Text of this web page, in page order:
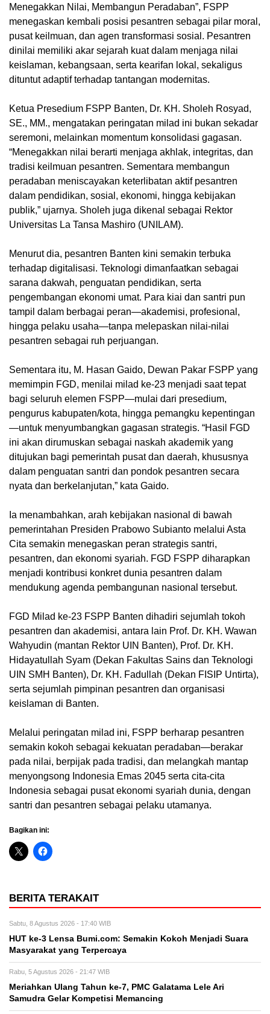
Menegakkan Nilai, Membangun Peradaban”, FSPP
menegaskan kembali posisi pesantren sebagai pilar moral,
pusat keilmuan, dan agen transformasi sosial. Pesantren
dinilai memiliki akar sejarah kuat dalam menjaga nilai
keislaman, kebangsaan, serta kearifan lokal, sekaligus
dituntut adaptif terhadap tantangan modernitas.
Ketua Presedium FSPP Banten, Dr. KH. Sholeh Rosyad,
SE., MM., mengatakan peringatan milad ini bukan sekadar
seremoni, melainkan momentum konsolidasi gagasan.
“Menegakkan nilai berarti menjaga akhlak, integritas, dan
tradisi keilmuan pesantren. Sementara membangun
peradaban meniscayakan keterlibatan aktif pesantren
dalam pendidikan, sosial, ekonomi, hingga kebijakan
publik,” ujarnya. Sholeh juga dikenal sebagai Rektor
Universitas La Tansa Mashiro (UNILAM).
Menurut dia, pesantren Banten kini semakin terbuka
terhadap digitalisasi. Teknologi dimanfaatkan sebagai
sarana dakwah, penguatan pendidikan, serta
pengembangan ekonomi umat. Para kiai dan santri pun
tampil dalam berbagai peran—akademisi, profesional,
hingga pelaku usaha—tanpa melepaskan nilai-nilai
pesantren sebagai ruh perjuangan.
Sementara itu, M. Hasan Gaido, Dewan Pakar FSPP yang
memimpin FGD, menilai milad ke-23 menjadi saat tepat
bagi seluruh elemen FSPP—mulai dari presedium,
pengurus kabupaten/kota, hingga pemangku kepentingan
—untuk menyumbangkan gagasan strategis. “Hasil FGD
ini akan dirumuskan sebagai naskah akademik yang
ditujukan bagi pemerintah pusat dan daerah, khususnya
dalam penguatan santri dan pondok pesantren secara
nyata dan berkelanjutan,” kata Gaido.
Ia menambahkan, arah kebijakan nasional di bawah
pemerintahan Presiden Prabowo Subianto melalui Asta
Cita semakin menegaskan peran strategis santri,
pesantren, dan ekonomi syariah. FGD FSPP diharapkan
menjadi kontribusi konkret dunia pesantren dalam
mendukung agenda pembangunan nasional tersebut.
FGD Milad ke-23 FSPP Banten dihadiri sejumlah tokoh
pesantren dan akademisi, antara lain Prof. Dr. KH. Wawan
Wahyudin (mantan Rektor UIN Banten), Prof. Dr. KH.
Hidayatullah Syam (Dekan Fakultas Sains dan Teknologi
UIN SMH Banten), Dr. KH. Fadullah (Dekan FISIP Untirta),
serta sejumlah pimpinan pesantren dan organisasi
keislaman di Banten.
Melalui peringatan milad ini, FSPP berharap pesantren
semakin kokoh sebagai kekuatan peradaban—berakar
pada nilai, berpijak pada tradisi, dan melangkah mantap
menyongsong Indonesia Emas 2045 serta cita-cita
Indonesia sebagai pusat ekonomi syariah dunia, dengan
santri dan pesantren sebagai pelaku utamanya.
Bagikan ini:
BERITA TERAKAIT
Sabtu, 8 Agustus 2026 - 17:40 WIB
HUT ke-3 Lensa Bumi.com: Semakin Kokoh Menjadi Suara
Masyarakat yang Terpercaya
Rabu, 5 Agustus 2026 - 21:47 WIB
Meriahkan Ulang Tahun ke-7, PMC Galatama Lele Ari
Samudra Gelar Kompetisi Memancing